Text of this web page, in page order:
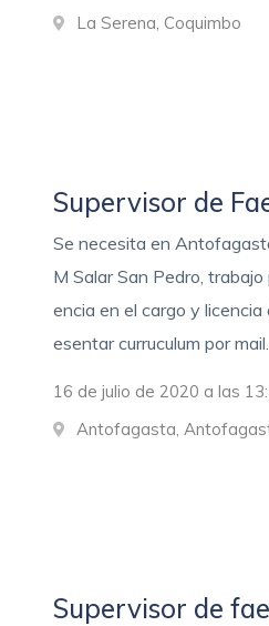
La Serena, Coquimbo
Supervisor de
Se necesita en
M Salar San Pedro,
encia en el cargo y
esentar curruculum por mail.
16 de julio de 2020 a las
Antofagasta,
Supervisor de